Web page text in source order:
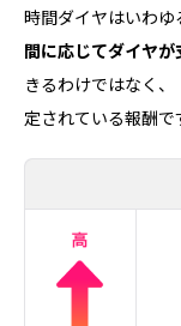
時間ダイヤはいわゆ
間に応じてダイヤが
きるわけではなく
定されている報酬で